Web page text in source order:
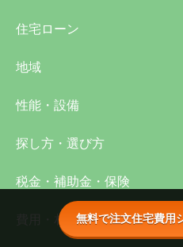
住宅ローン
地域
性能・設備
探し方・選び方
税金・補助金・保険
費用・相場無料で注文住宅費用